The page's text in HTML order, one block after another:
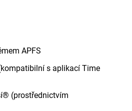
APFS
s aplikací Time
(prostřednictvím